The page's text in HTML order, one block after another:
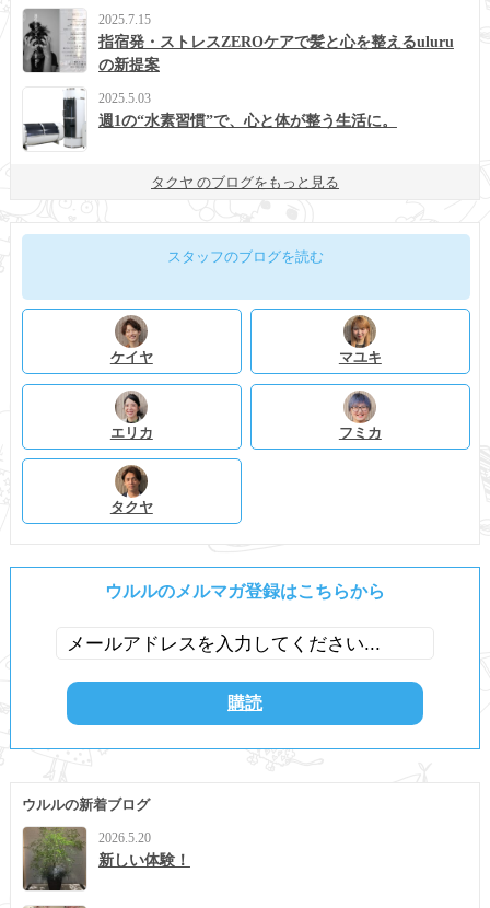
2025.7.15
指宿発・ストレスZEROケアで髪と心を整えるuluru
の新提案
2025.5.03
週1の“水素習慣”で、心と体が整う生活に。
タクヤ のブログをもっと見る
スタッフのブログを読む
ケイヤ マユキ
エリカ フミカ
タクヤ
ウルルのメルマガ登録はこちらから
ウルルの新着ブログ
2026.5.20
新しい体験！